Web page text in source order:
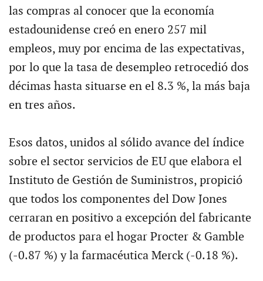
las compras al conocer que la economía
estadounidense creó en enero 257 mil
empleos, muy por encima de las expectativas,
por lo que la tasa de desempleo retrocedió dos
décimas hasta situarse en el 8.3 %, la más baja
en tres años.
Esos datos, unidos al sólido avance del índice
sobre el sector servicios de EU que elabora el
Instituto de Gestión de Suministros, propició
que todos los componentes del Dow Jones
cerraran en positivo a excepción del fabricante
de productos para el hogar Procter & Gamble
(-0.87 %) y la farmacéutica Merck (-0.18 %).